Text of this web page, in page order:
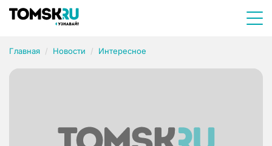
Главная Новости Интересное